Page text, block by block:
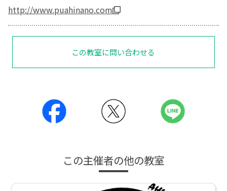
http://www.puahinano.com
この教室に問い合わせる
この主催者の他の教室